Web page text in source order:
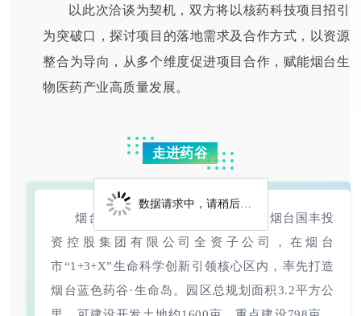
以此次洽谈为契机，双方将以核药科技项目招引
为突破口，探讨项目的落地需求及合作方式，以资源
整合为导向，从多个维度促进项目合作，赋能烟台生
物医药产业高质量发展。
走进药谷
烟台生物医药健康产业发展集团是烟台国丰投
资控股集团有限公司全资子公司，在烟台
市“1+3+X”生命科学创新引领核心区内，率先打造
烟台蓝色药谷·生命岛。园区总规划面积3.2平方公
数据请求中，请稍后…